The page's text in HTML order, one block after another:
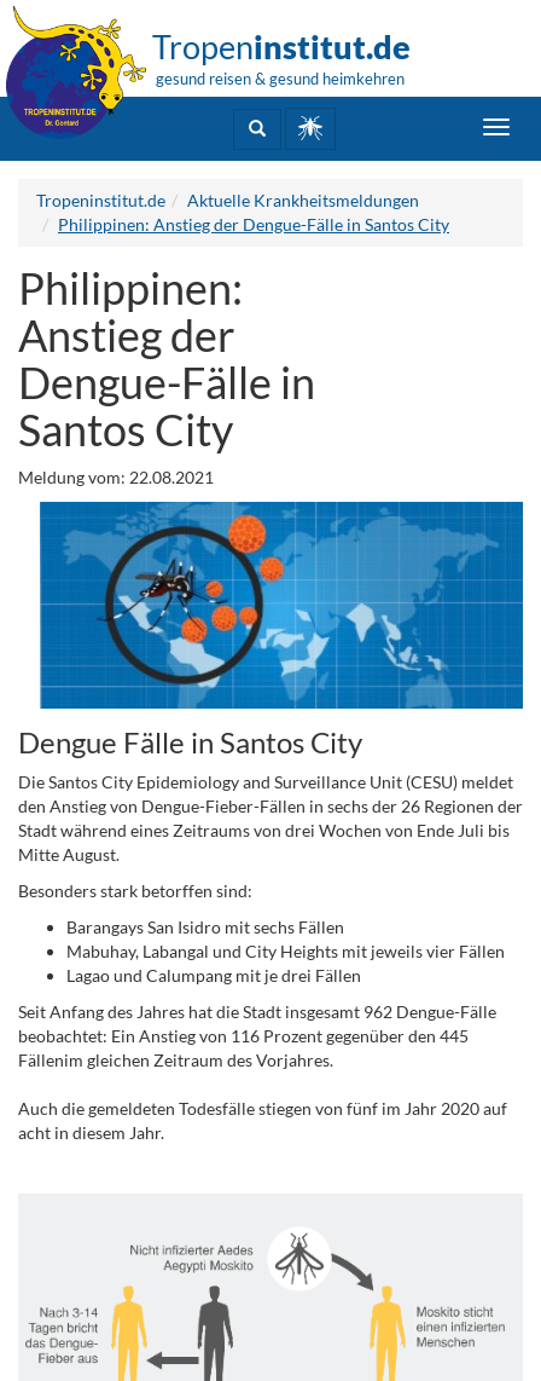
Tropeninstitut.de
gesund reisen & gesund heimkehren
Tropeninstitut.de
Aktuelle Krankheitsmeldungen
Philippinen: Anstieg der Dengue-Fälle in Santos City
Philippinen:
Anstieg der
Dengue-Fälle in
Santos City
Meldung vom: 22.08.2021
Dengue Fälle in Santos City
Die Santos City Epidemiology and Surveillance Unit (CESU) meldet
den Anstieg von Dengue-Fieber-Fällen in sechs der 26 Regionen der
Stadt während eines Zeitraums von drei Wochen von Ende Juli bis
Mitte August.
Besonders stark betorffen sind:
Barangays San Isidro mit sechs Fällen
Mabuhay, Labangal und City Heights mit jeweils vier Fällen
Lagao und Calumpang mit je drei Fällen
Seit Anfang des Jahres hat die Stadt insgesamt 962 Dengue-Fälle
beobachtet: Ein Anstieg von 116 Prozent gegenüber den 445
Fällenim gleichen Zeitraum des Vorjahres.
Auch die gemeldeten Todesfälle stiegen von fünf im Jahr 2020 auf
acht in diesem Jahr.